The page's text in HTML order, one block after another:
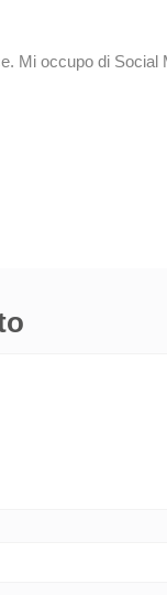
Mi occupo di